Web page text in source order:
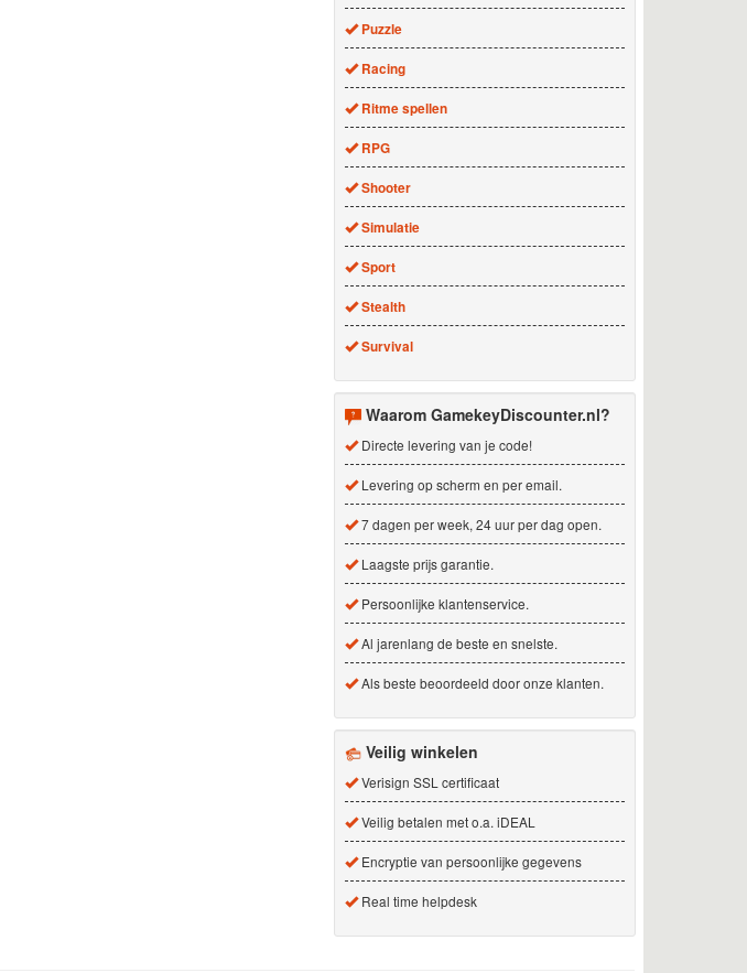
Puzzle
Racing
Ritme spellen
RPG
Shooter
Simulatie
Sport
Stealth
Survival
Waarom GamekeyDiscounter.nl?
Directe levering van je code!
Levering op scherm en per email.
7 dagen per week, 24 uur per dag open.
Laagste prijs garantie.
Persoonlijke klantenservice.
Al jarenlang de beste en snelste.
Als beste beoordeeld door onze klanten.
Veilig winkelen
Verisign SSL certificaat
Veilig betalen met o.a. iDEAL
Encryptie van persoonlijke gegevens
Real time helpdesk